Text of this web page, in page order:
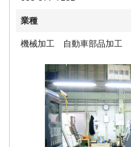
業種
機械加工 自動車部品加工